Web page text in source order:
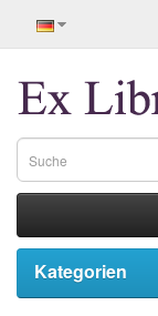
Kategorien